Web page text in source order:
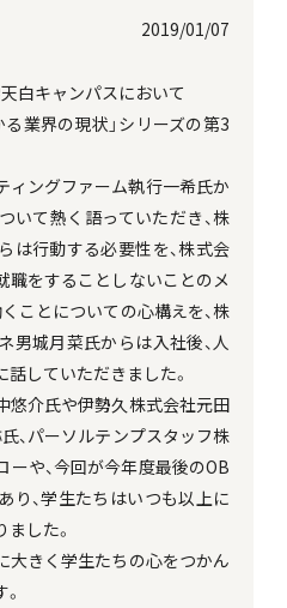
2019/01/07
天白キャンパスにおいて
業界の現状」シリーズの第3
ングファーム執行一希氏か
いて熱く語っていただき、株
は行動する必要性を、株式会
職をすることしないことのメ
ことについての心構えを、株
男城月菜氏からは入社後、人
していただきました。
悠介氏や伊勢久株式会社元田
、パーソルテンプスタッフ株
や、今回が今年度最後のOB
り、学生たちはいつも以上に
した。
きく学生たちの心をつかん